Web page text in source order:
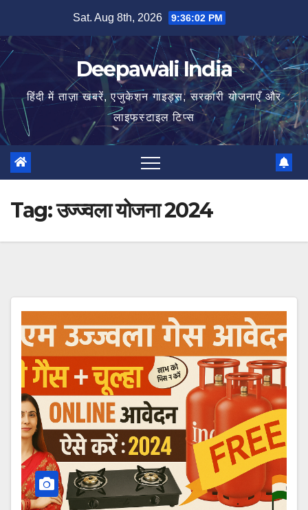
content
Sat. Aug 8th, 2026 9:36:02 PM
Deepawali India
हिंदी में ताज़ा खबरें, एजुकेशन गाइड्स, सरकारी योजनाएँ और
लाइफस्टाइल टिप्स
Tag:उज्ज्वला योजना 2024